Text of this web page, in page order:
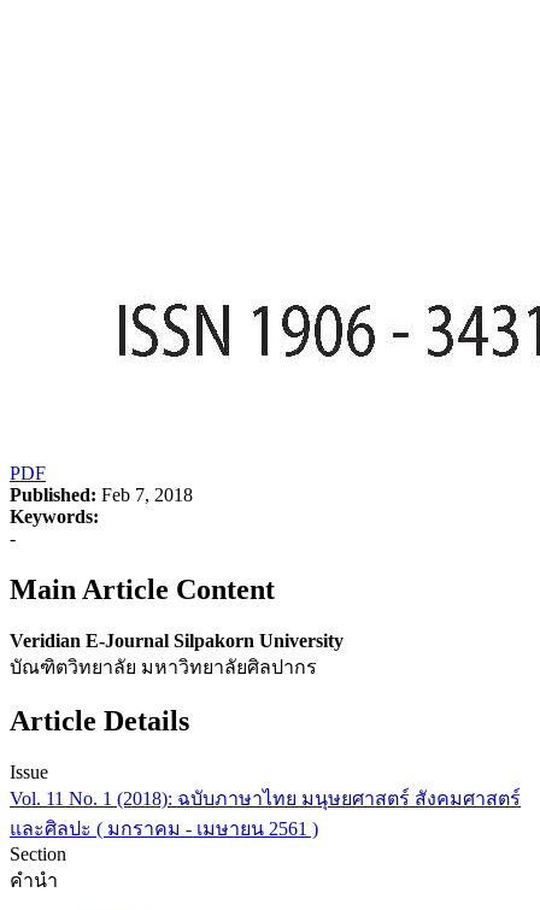
PDF
Published: Feb 7, 2018
Keywords:
-
Main Article Content
Veridian E-Journal Silpakorn University
บัณฑิตวิทยาลัย มหาวิทยาลัยศิลปากร
Article Details
Issue
Vol. 11 No. 1 (2018): ฉบับภาษาไทย มนุษยศาสตร์ สังคมศาสตร์
และศิลปะ ( มกราคม - เมษายน 2561 )
Section
คำนำ